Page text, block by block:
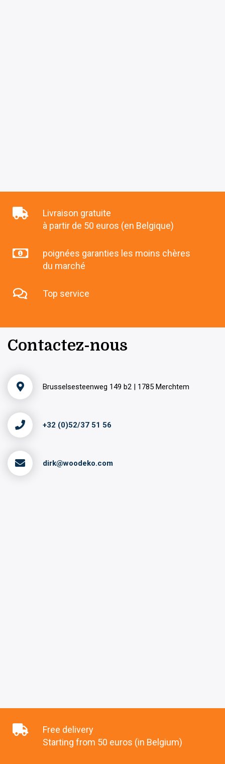
Livraison gratuite
à partir de 50 euros (en Belgique)
poignées garanties les moins chères
du marché
Top service
Contactez-nous
Brusselsesteenweg 149 b2 | 1785 Merchtem
+32 (0)52/37 51 56
dirk@woodeko.com
Free delivery
Starting from 50 euros (in Belgium)